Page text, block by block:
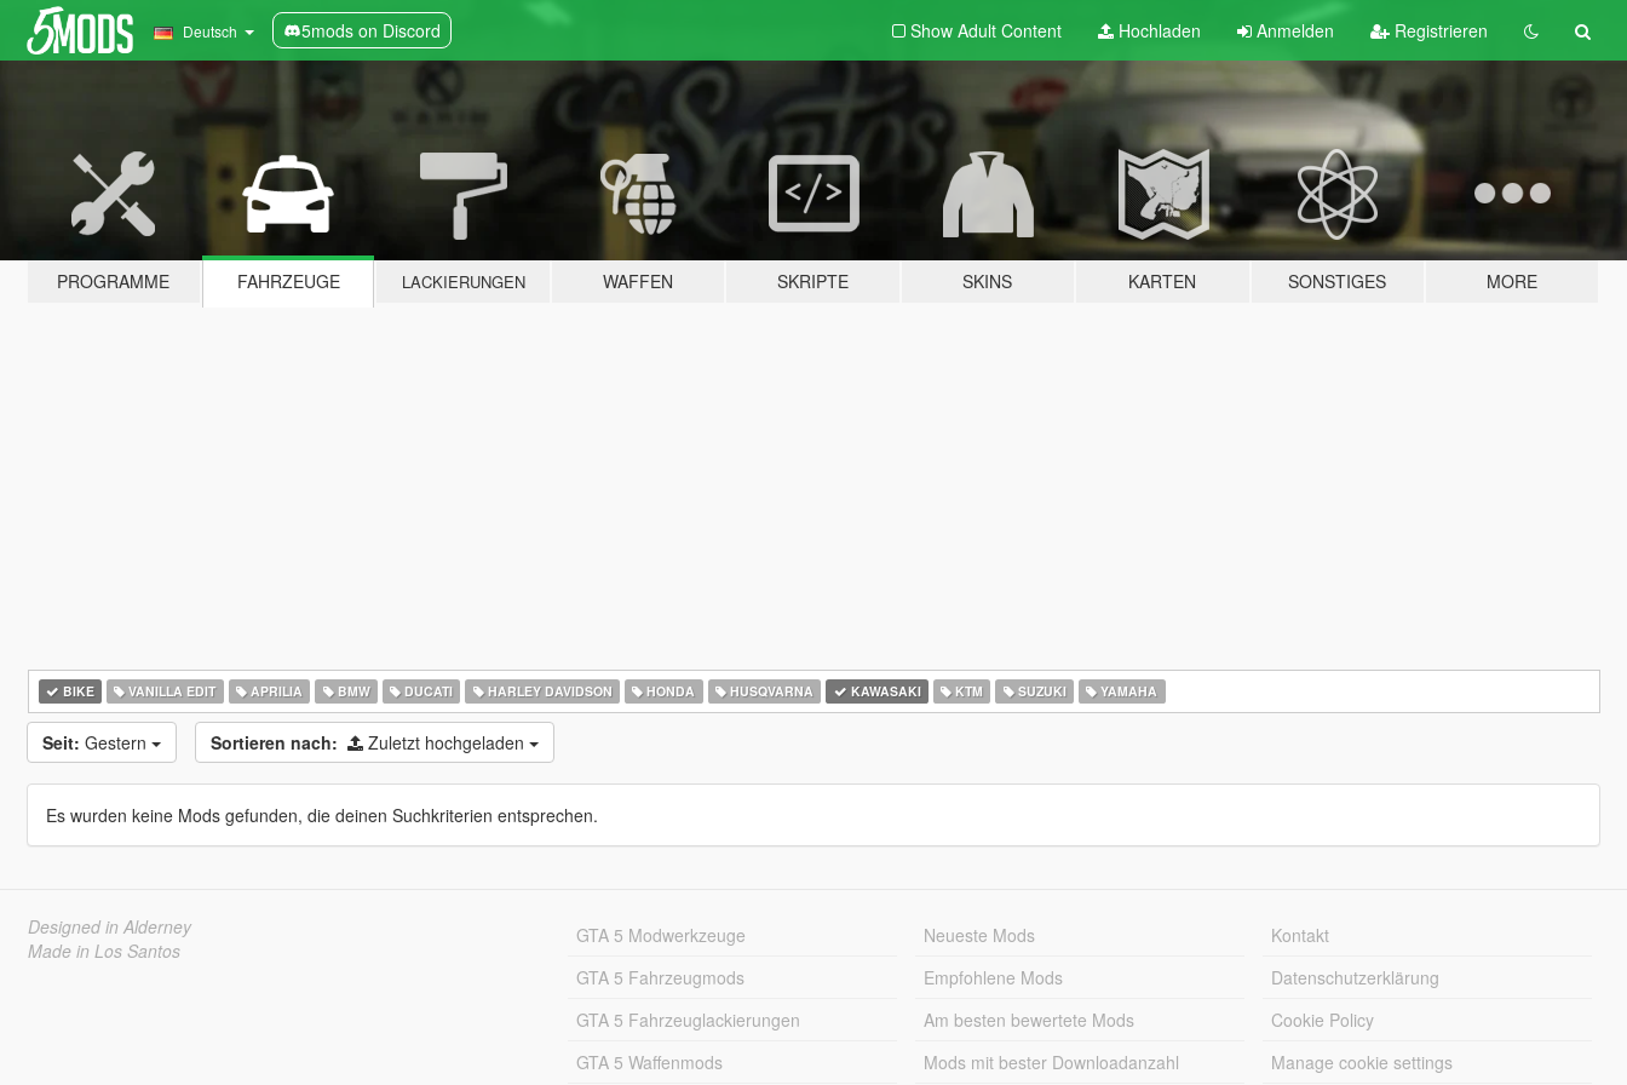
Deutsch 5mods on Discord Show Adult Content Hochladen Anmelden Registrieren
PROGRAMME FAHRZEUGE LACKIERUNGEN WAFFEN SKRIPTE SKINS KARTEN SONSTIGES MORE
BIKE VANILLA EDIT APRILIA BMW DUCATI HARLEY DAVIDSON HONDA HUSQVARNA KAWASAKI KTM SUZUKI YAMAHA
Seit: Gestern Sortieren nach: Zuletzt hochgeladen
Es wurden keine Mods gefunden, die deinen Suchkriterien entsprechen.
Designed in Alderney
Made in Los Santos
GTA 5 Modwerkzeuge
GTA 5 Fahrzeugmods
GTA 5 Fahrzeuglackierungen
GTA 5 Waffenmods
Neueste Mods
Empfohlene Mods
Am besten bewertete Mods
Mods mit bester Downloadanzahl
Kontakt
Datenschutzerklärung
Cookie Policy
Manage cookie settings